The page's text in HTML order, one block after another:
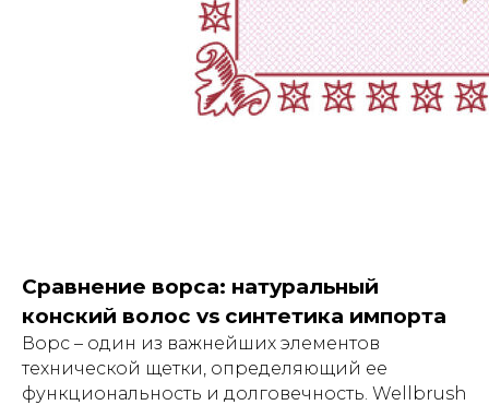
Сравнение ворса: натуральный
конский волос vs синтетика импорта
Ворс – один из важнейших элементов
технической щетки, определяющий ее
функциональность и долговечность. Wellbrush